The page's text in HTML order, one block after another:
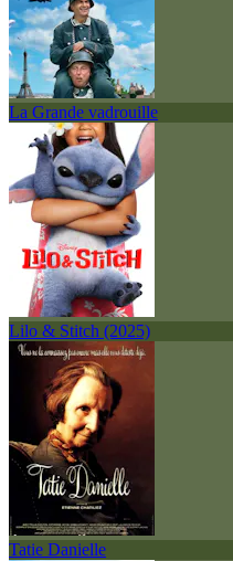
La Grande vadrouille
Lilo & Stitch (2025)
Tatie Danielle